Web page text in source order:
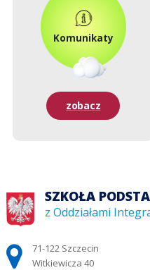
Komunikaty
zobacz
SZKOŁA
z Oddziałami
Adres pocztowy:
71-122 Szczecin
Witkiewicza 40